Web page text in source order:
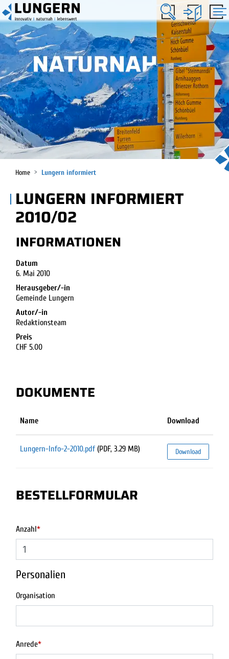
KOPFZEILE
HAUPTNAVIGATION
Home Lungern informiert(ausgewählt)
LUNGERN INFORMIERT
2010/02
INFORMATIONEN
Datum
6. Mai 2010
Herausgeber/-in
Gemeinde Lungern
Autor/-in
Redaktionsteam
Preis
CHF 5.00
DOKUMENTE
Name Download
Lungern-Info-2-2010.pdf (PDF, 3.29 MB) Download
BESTELLFORMULAR
Anzahl*
Personalien
Organisation
Anrede*